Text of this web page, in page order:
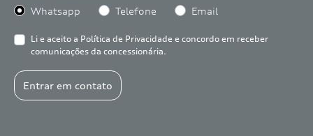
Whatsapp Telefone Email
Li e aceito a Política de Privacidade e concordo em receber
comunicações da concessionária.
Entrar em contato